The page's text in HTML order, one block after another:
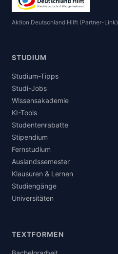
Aktion Deutschland Hilft (Partner-Link)
STUDIUM
Studium-Tipps
Studi-Jobs
Wissensakademie
KI-Tools
Studentenrabatte
Stipendium
Fernstudium
Auslandssemester
Klausuren & Lernen
Studiengänge
Universitäten
TEXTFORMEN